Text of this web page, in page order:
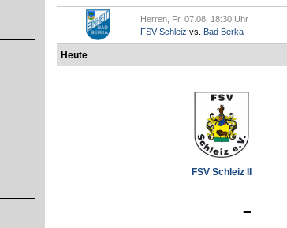
Herren, Fr. 07.08. 18:30 Uhr
FSV Schleiz vs. Bad Berka
Heute
FSV Schleiz II
-